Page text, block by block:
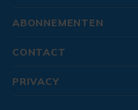
ABONNEMENTEN
CONTACT
PRIVACY